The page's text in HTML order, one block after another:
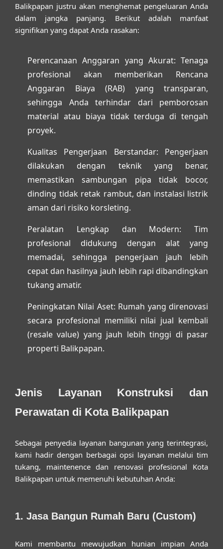
Balikpapan justru akan menghemat pengeluaran Anda
dalam jangka panjang. Berikut adalah manfaat
signifikan yang dapat Anda rasakan:
Perencanaan Anggaran yang Akurat: Tenaga
profesional akan memberikan Rencana
Anggaran Biaya (RAB) yang transparan,
sehingga Anda terhindar dari pemborosan
material atau biaya tidak terduga di tengah
proyek.
Kualitas Pengerjaan Berstandar: Pengerjaan
dilakukan dengan teknik yang benar,
memastikan sambungan pipa tidak bocor,
dinding tidak retak rambut, dan instalasi listrik
aman dari risiko korsleting.
Peralatan Lengkap dan Modern: Tim
profesional didukung dengan alat yang
memadai, sehingga pengerjaan jauh lebih
cepat dan hasilnya jauh lebih rapi dibandingkan
tukang amatir.
Peningkatan Nilai Aset: Rumah yang direnovasi
secara profesional memiliki nilai jual kembali
(resale value) yang jauh lebih tinggi di pasar
properti Balikpapan.
Jenis Layanan Konstruksi dan
Perawatan di Kota Balikpapan
Sebagai penyedia layanan bangunan yang terintegrasi,
kami hadir dengan berbagai opsi layanan melalui tim
tukang, maintenence dan renovasi profesional Kota
Balikpapan untuk memenuhi kebutuhan Anda:
1. Jasa Bangun Rumah Baru (Custom)
Kami membantu mewujudkan hunian impian Anda